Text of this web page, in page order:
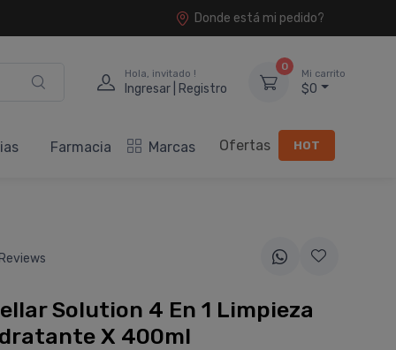
Donde está mi pedido?
Hola, invitado !
Ingresar | Registro
0
Mi carrito
$0
Farmacia Marcas Ofertas HOT
Solution 4 En 1 Limpieza
X 400ml